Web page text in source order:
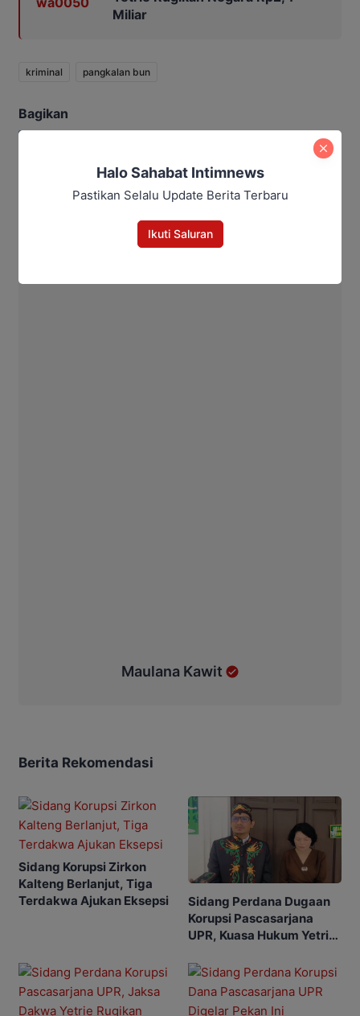
Miliar
kriminal pangkalan bun
Bagikan
Maulana Kawit
Berita Rekomendasi
Sidang Korupsi Zirkon
Kalteng Berlanjut, Tiga
Terdakwa Ajukan Eksepsi
Sidang Perdana Dugaan
Korupsi Pascasarjana
UPR, Kuasa Hukum Yetrie
Halo Sahabat Intimnews
Pastikan Selalu Update Berita Terbaru
Ikuti Saluran